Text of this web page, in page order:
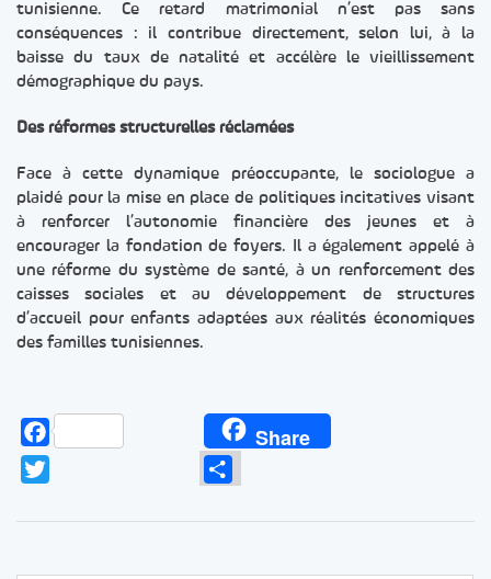
tunisienne. Ce retard matrimonial n’est pas sans
conséquences : il contribue directement, selon lui, à la
baisse du taux de natalité et accélère le vieillissement
démographique du pays.
Des réformes structurelles réclamées
Face à cette dynamique préoccupante, le sociologue a
plaidé pour la mise en place de politiques incitatives visant
à renforcer l’autonomie financière des jeunes et à
encourager la fondation de foyers. Il a également appelé à
une réforme du système de santé, à un renforcement des
caisses sociales et au développement de structures
d’accueil pour enfants adaptées aux réalités économiques
des familles tunisiennes.
Facebook Share
Partager